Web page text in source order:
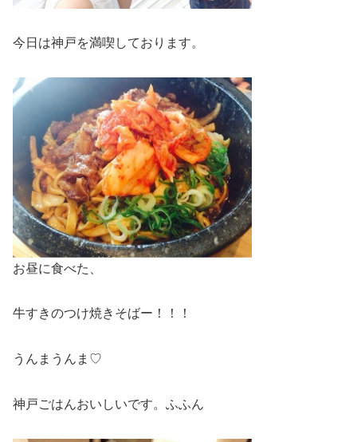
今日は神戸を満喫しております。
お昼に食べた、
牛すきのつけ焼きそばー！！！
うんまうんま♡
神戸ごはんおいしいです。ふふん